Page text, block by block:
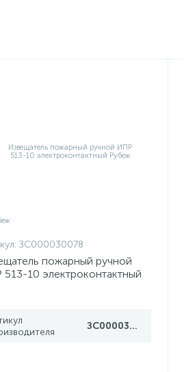
ЗС000030078
пожарный ручной
10 электроконтактный
ЗС000030078